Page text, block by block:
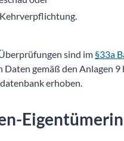
sind im §33a
Daten gemäß den Anlagen
erhoben.